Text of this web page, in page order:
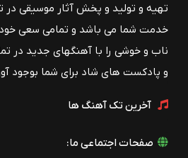
تهیه و تولید و پخش آثار موسیقی در
خدمت شما می باشد و تمامی سعی خود
ناب و خوشی را با آهنگهای جدید در
و پادکست های شاد برای شما بوجود
آخرین تک آهنگ ها
صفحات اجتماعی ما: